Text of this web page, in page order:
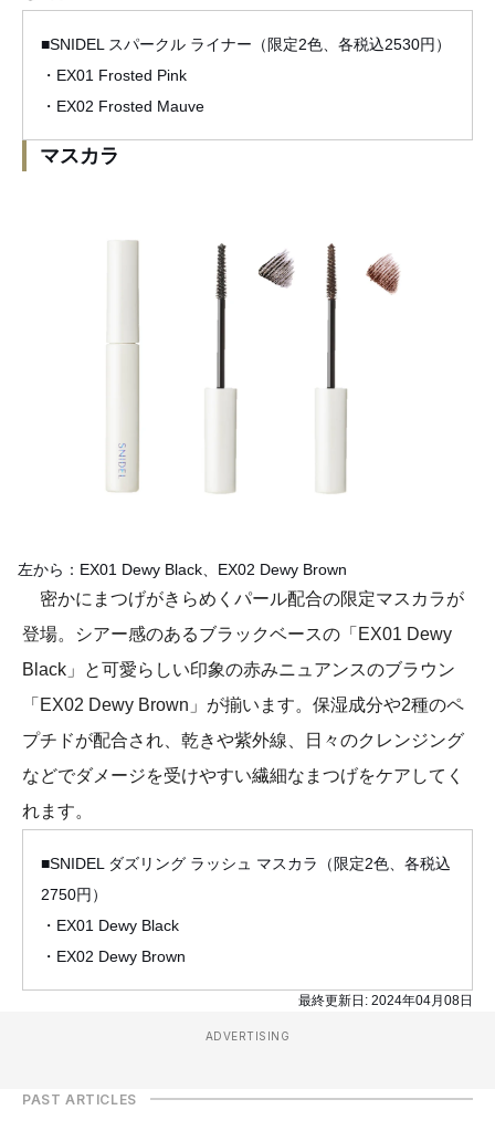
■SNIDEL スパークル ライナー（限定2色、各税込2530円）
・EX01 Frosted Pink
・EX02 Frosted Mauve
マスカラ
左から：EX01 Dewy Black、EX02 Dewy Brown
密かにまつげがきらめくパール配合の限定マスカラが
登場。シアー感のあるブラックベースの「EX01 Dewy
Black」と可愛らしい印象の赤みニュアンスのブラウン
「EX02 Dewy Brown」が揃います。保湿成分や2種のペ
プチドが配合され、乾きや紫外線、日々のクレンジング
などでダメージを受けやすい繊細なまつげをケアしてく
れます。
■SNIDEL ダズリング ラッシュ マスカラ（限定2色、各税込
2750円）
・EX01 Dewy Black
・EX02 Dewy Brown
最終更新日: 2024年04月08日
ADVERTISING
PAST ARTICLES